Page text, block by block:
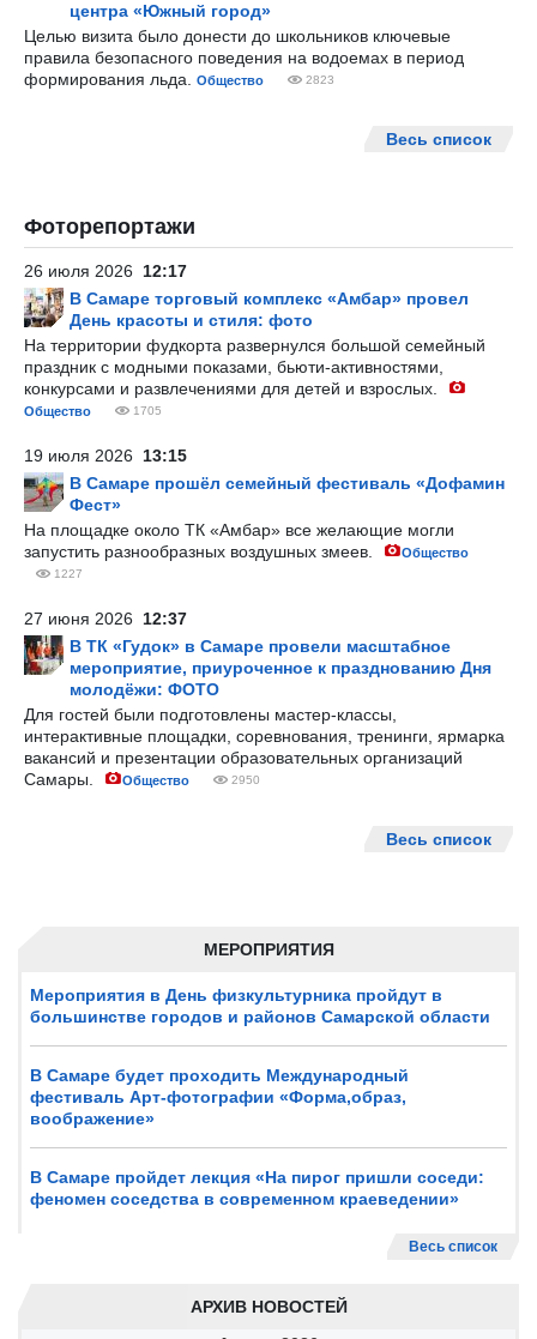
МЕРОПРИЯТИЯ
Мероприятия в День физкультурника пройдут в
большинстве городов и районов Самарской области
В Самаре будет проходить Международный
фестиваль Арт-фотографии «Форма,образ,
воображение»
В Самаре пройдет лекция «На пирог пришли соседи:
феномен соседства в современном краеведении»
Весь список
АРХИВ НОВОСТЕЙ
центра «Южный город»
Целью визита было донести до школьников ключевые
правила безопасного поведения на водоемах в период
формирования льда.
Общество 2823
Весь список
Фоторепортажи
26 июля 2026 12:17
В Самаре торговый комплекс «Амбар» провел
День красоты и стиля: фото
На территории фудкорта развернулся большой семейный
праздник с модными показами, бьюти-активностями,
конкурсами и развлечениями для детей и взрослых.
Общество 1705
19 июля 2026 13:15
В Самаре прошёл семейный фестиваль «Дофамин
Фест»
На площадке около ТК «Амбар» все желающие могли
запустить разнообразных воздушных змеев.
Общество
1227
27 июня 2026 12:37
В ТК «Гудок» в Самаре провели масштабное
мероприятие, приуроченное к празднованию Дня
молодёжи: ФОТО
Для гостей были подготовлены мастер-классы,
интерактивные площадки, соревнования, тренинги, ярмарка
вакансий и презентации образовательных организаций
Самары.
Общество 2950
Весь список